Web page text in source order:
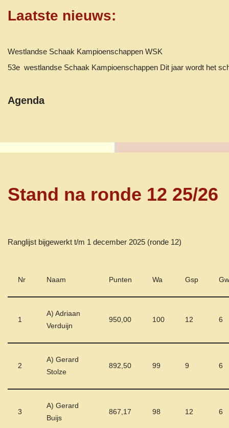
Laatste nieuws:
Westlandse Schaak Kampioenschappen WSK
53e westlandse Schaak Kampioenschappen Dit jaar wordt het
Agenda
Stand na ronde 12 25/26
Ranglijst bijgewerkt t/m 1 december 2025 (ronde 12)
Nr Naam Punten Wa Gsp Gw
1
A) Adriaan
Verduijn
950,00 100 12 6
2
A) Gerard
Stolze
892,50 99 9 6
3
A) Gerard
Buijs
867,17 98 12 6